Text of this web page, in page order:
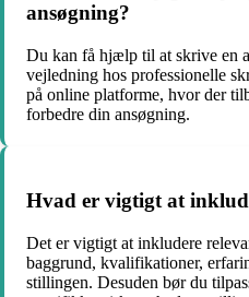
ansøgning?
Du kan få hjælp til at skrive en
vejledning hos professionelle
på online platforme, hvor der
forbedre din ansøgning.
Hvad er vigtigt at
Det er vigtigt at inkludere
baggrund, kvalifikationer,
stillingen. Desuden bør du